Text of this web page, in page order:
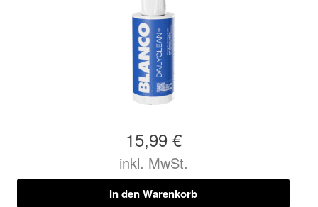
15,99 €
inkl. MwSt.
In den Warenkorb